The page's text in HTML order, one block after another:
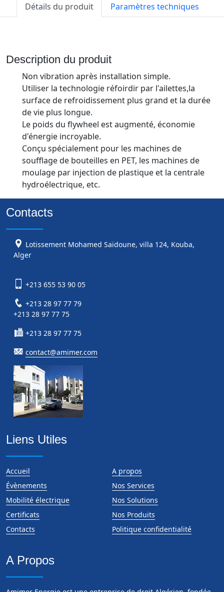
Détails du produit Paramètres techniques
Description du produit
Non vibration après installation simple.
Utiliser la technologie réfoirdir par l'ailettes,la
surface de refroidissement plus grand et la durée
de vie plus longue.
Le poids du flywheel est augmenté, économie
d'énergie incroyable.
Conçu spécialement pour les machines de
soufflage de bouteilles en PET, les machines de
moulage par injection de plastique et la centrale
hydroélectrique, etc.
Contacts
Lotissement Mohamed Saïdoune, villa 124, Kouba,
Alger
+213 655 53 90 05
+213 28 97 77 79
+213 28 97 77 75
+213 28 97 77 75
contact@amimer.com
Liens Utiles
Accueil
A propos
Évènements
Nos Services
Mobilité électrique
Nos Solutions
Certificats
Nos Produits
Contacts
Politique confidentialité
A Propos